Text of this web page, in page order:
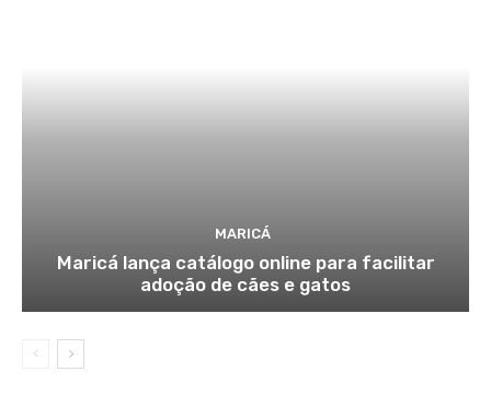
MARICÁ
Maricá lança catálogo online para facilitar
adoção de cães e gatos